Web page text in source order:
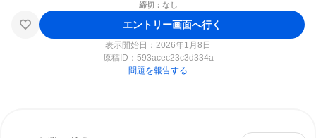
締切：なし
エントリー画面へ行く
表示開始日：2026年1月8日
原稿ID： 593acec23c3d334a
問題を報告する